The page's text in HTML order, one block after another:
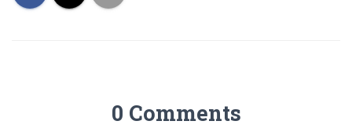
0 Comments